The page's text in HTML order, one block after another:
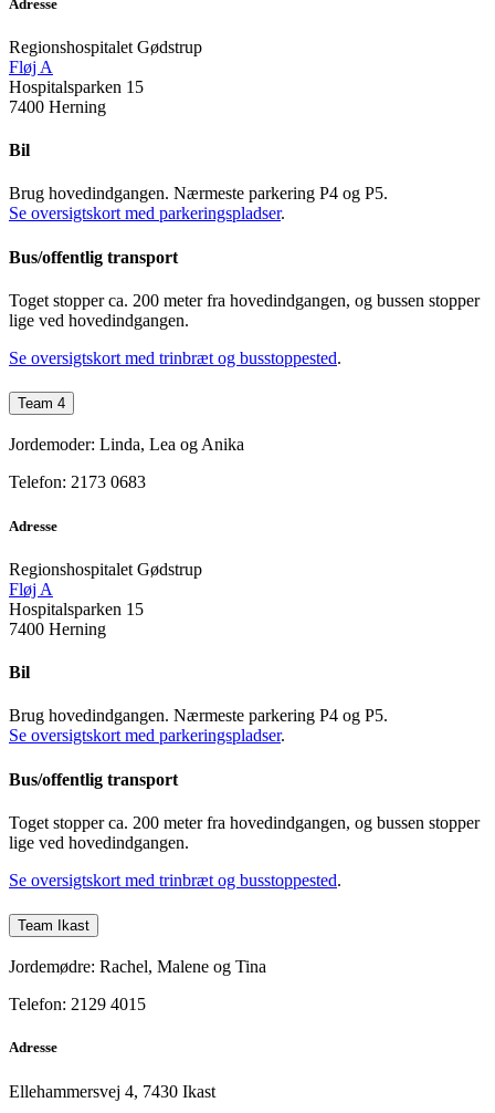
Adresse
Regionshospitalet Gødstrup
Fløj A
Hospitalsparken 15
7400 Herning
Bil
Brug hovedindgangen. Nærmeste parkering P4 og P5.
Se oversigtskort med parkeringspladser.
Bus/offentlig transport
Toget stopper ca. 200 meter fra hovedindgangen, og bussen stopper
lige ved hovedindgangen.
Se oversigtskort med trinbræt og busstoppested.
Team 4
Jordemoder: Linda, Lea og Anika
Telefon: 2173 0683
Adresse
Regionshospitalet Gødstrup
Fløj A
Hospitalsparken 15
7400 Herning
Bil
Brug hovedindgangen. Nærmeste parkering P4 og P5.
Se oversigtskort med parkeringspladser.
Bus/offentlig transport
Toget stopper ca. 200 meter fra hovedindgangen, og bussen stopper
lige ved hovedindgangen.
Se oversigtskort med trinbræt og busstoppested.
Team Ikast
Jordemødre: Rachel, Malene og Tina
Telefon: 2129 4015
Adresse
Ellehammersvej 4, 7430 Ikast